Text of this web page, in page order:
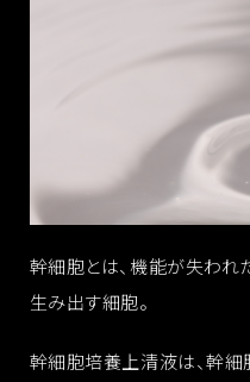
幹細胞とは、機能が失われ
生み出す細胞。
幹細胞培養上清液は、幹